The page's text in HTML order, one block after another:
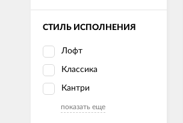
СТИЛЬ ИСПОЛНЕНИЯ
Лофт
Классика
Кантри
показать еще